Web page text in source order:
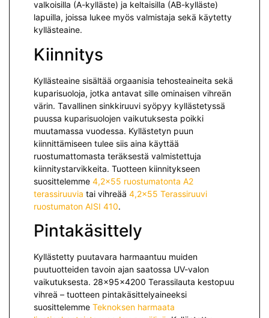
valkoisilla (A-kylläste) ja keltaisilla (AB-kylläste)
lapuilla, joissa lukee myös valmistaja sekä käytetty
kyllästeaine.
Kiinnitys
Kyllästeaine sisältää orgaanisia tehosteaineita sekä
kuparisuoloja, jotka antavat sille ominaisen vihreän
värin. Tavallinen sinkkiruuvi syöpyy kyllästetyssä
puussa kuparisuolojen vaikutuksesta poikki
muutamassa vuodessa. Kyllästetyn puun
kiinnittämiseen tulee siis aina käyttää
ruostumattomasta teräksestä valmistettuja
kiinnitystarvikkeita. Tuotteen kiinnitykseen
suosittelemme 4,2×55 ruostumatonta A2
terassiruuvia tai vihreää 4,2×55 Terassiruuvi
ruostumaton AISI 410.
Pintakäsittely
Kyllästetty puutavara harmaantuu muiden
puutuotteiden tavoin ajan saatossa UV-valon
vaikutuksesta. 28x95x4200 Terassilauta kestopuu
vihreä – tuotteen pintakäsittelyaineeksi
suosittelemme Teknoksen harmaata